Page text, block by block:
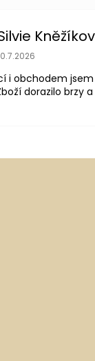
i obchodem
dorazilo brzy